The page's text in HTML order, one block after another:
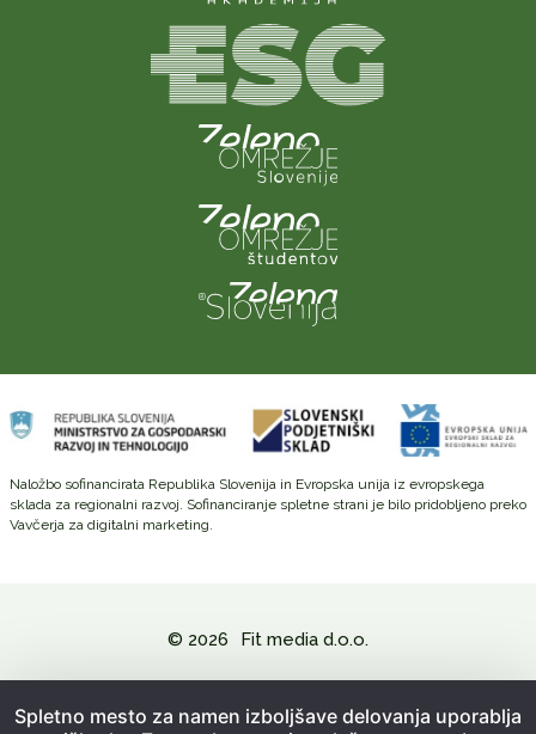
Naložbo sofinancirata Republika Slovenija in Evropska unija iz evropskega
sklada za regionalni razvoj. Sofinanciranje spletne strani je bilo pridobljeno preko
Vavčerja za digitalni marketing.
© 2026 Fit media d.o.o.
Spletno mesto za namen izboljšave delovanja uporablja